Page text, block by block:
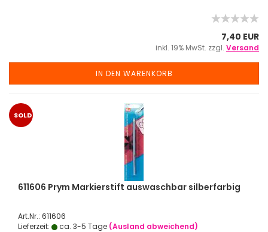
7,40 EUR
inkl. 19% MwSt. zzgl. Versand
IN DEN WARENKORB
SOLD
611606 Prym Markierstift auswaschbar silberfarbig
Art.Nr.: 611606
Lieferzeit:
ca. 3-5 Tage (Ausland abweichend)